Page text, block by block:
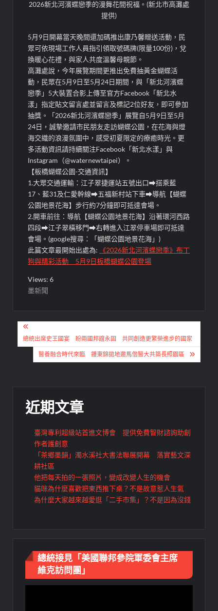
2026新北河濱蝶戀季的漫舞花間祝福。(新北市高灘處
提供)
5月9日開幕當天晚間還加碼推出康乃馨贈送活動，民
眾可依現場工作人員指引領取號碼牌(限量100份)，兌
換暖心花禮，與家人共度溫馨母親節。
高灘處說，今年展覽期間更推出免費抽黃金蝴蝶活
動，民眾在5月9日至5月24日期間，與「新北河濱蝶
戀季」5大裝置合影上傳至官方Facebook「新北水
漾」指定貼文留言處並留言及標記2位好友，即可參加
抽獎。「2026新北河濱蝶戀季」展覽自5月9日至5月
24日，誠摯邀請市民朋友走訪蝴蝶公園，在花海與燈
海交織的浪漫氛圍中，感受初夏限定的療癒時光。更
多活動資訊請持續關注Facebook「新北水漾」與
Instagram（@waternewtaipei）。
【板橋蝴蝶公園-交通資訊】
1.大眾交通運輸：江子翠捷運站五號出口⮕搭乘藍
17、藍31及仁愛幹線⮕五福新村站下車⮕導航【蝴蝶
公園地景花海】步行約7分鐘即可抵達會場。
2.開車前往：導航【蝴蝶公園地景花海】沿著環河西路
四段⮕江子翠橫移門⮕右轉進入江翠停車場即可抵達
會場。(google搜尋：「蝴蝶公園地景花海」)
此篇文章最開始出處為:
《2026新北河濱蝶戀季》布丁
狗與精彩活動 5月9日板橋蝴蝶公園登場
Views: 6
墨新聞
文
章總統出席史王國宴 盼兩國邦誼永固 共同創造更繁榮進步的國家
醫養融合時代來臨 鍾東錦拋地邀馬偕醫大共築長照園區
近期文章
臺灣專利超級站首進文博會 提供免費智財諮詢助創
作者護創意
「茶鄉墨韻」濁水溪社大書法聯展開幕 落實藝文深
耕社區
他把每天拍的一張照片，變成改變人生的機會
貓咪為什麼喜歡把東西推下桌？不是故意惹人生氣
為什麼大家越來越愛逛「二手市集」？不是因為沒錢
總統接見「美國聯邦參院軍委會主席
維克訪問團」